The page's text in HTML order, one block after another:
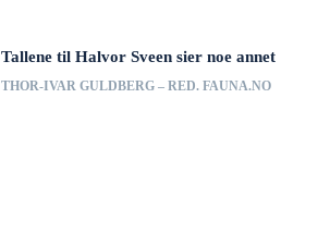
Tallene til Halvor Sveen sier noe annet
THOR-IVAR GULDBERG – RED. FAUNA.NO